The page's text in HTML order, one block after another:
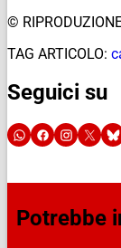
©
TAG ARTICOLO:
Seguici su
Potrebbe